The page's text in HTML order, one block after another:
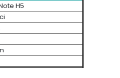
H5